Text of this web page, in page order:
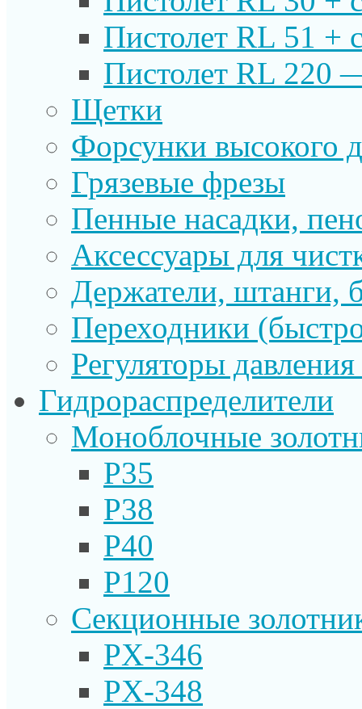
Пистолет RL 51 +
Пистолет RL 220
Щетки
Форсунки высокого
Грязевые фрезы
Пенные насадки,
Аксессуары для
Держатели, штанги,
Переходники
Регуляторы
Гидрораспределители
Моноблочные
P35
P38
P40
P120
Секционные
PX-346
PX-348